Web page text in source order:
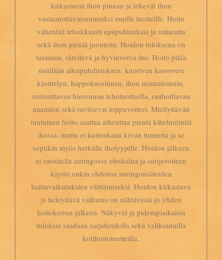
kirkastavat ihon pinnan ja tekevät ihon
vastaanottavaisemmaksi muille tuotteille. Hoito
vähentää tehokkaasti epäpuhtauksia ja sameutta
sekä ihon pieniä juonteita. Hoidon tuloksena on
tasainen, säteilevä ja hyvinvoiva iho. Hoito pitää
sisällään alkupuhdistuksen, kuorivan kasvovesi
käsittelyn, happokuorinnan, ihon neutraloinnin,
rentouttavan hieronnan tehotuotteella, rauhoittavan
naamion sekä ravitsevat loppuvoiteet. Miellyttävän
tuntuinen hoito saattaa aiheuttaa pientä kihelmöintiä
ihossa, mutta ei kuitenkaan kivun tunnetta ja se
sopiikin myös herkälle ihotyypille. Hoidon jälkeen
ei suositella auringossa oleskelua ja suojavoiteen
käyttö onkin ehdoton auringonsäteiden
haittavaikutuksien välttämiseksi. Hoidon kirkastava
ja heleyttävä vaikutus on nähtävissä jo yhden
hoitokerran jälkeen. Näkyviä ja pidempiaikaisia
tuloksia saadaan sarjahoidolla sekä valikoiduilla
kotihoitotuotteilla.